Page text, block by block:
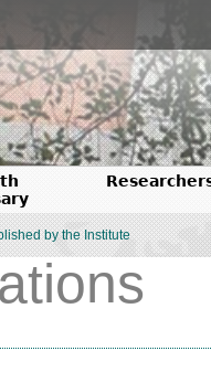
by the Institute